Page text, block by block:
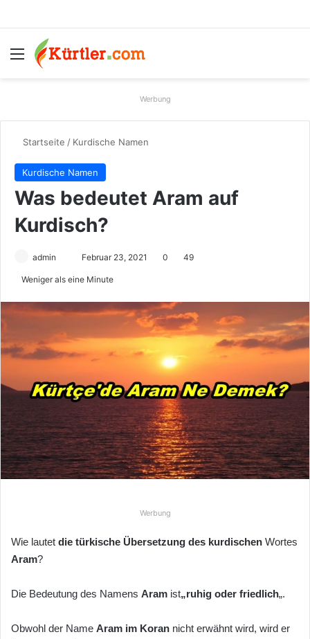
Menü
Werbung
Startseite / Kurdische Namen
Kurdische Namen
Was bedeutet Aram auf
Kurdisch?
admin
u
n
e
n
e
E
-
l
Februar 23, 2021 0 49
Weniger als eine Minute
Werbung
Wie lautet die türkische Übersetzung des kurdischen Wortes
Aram?
Die Bedeutung des Namens Aram ist„ruhig oder friedlich„.
Obwohl der Name Aram im Koran nicht erwähnt wird, wird er